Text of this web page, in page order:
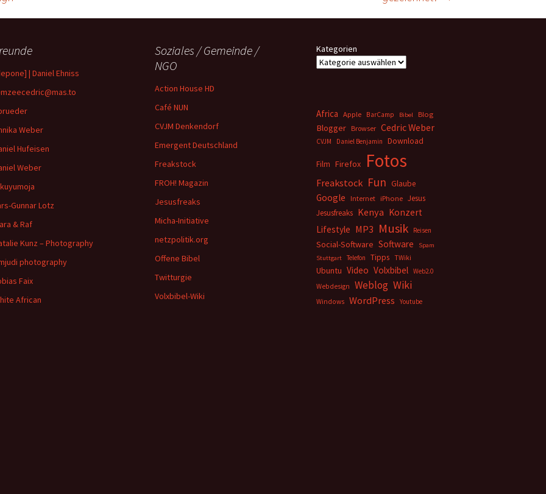
| Daniel Ehniss
Weber
Hufeisen
Weber
Gunnar Lotz
& Raf
Kunz – Photography
photography
Faix
African
Soziales / Gemeinde /
NGO
Action House HD
Café NUN
CVJM Denkendorf
Emergent Deutschland
Freakstock
FROH! Magazin
Jesusfreaks
Micha-Initiative
netzpolitik.org
Offene Bibel
Twitturgie
Volxbibel-Wiki
Kategorien
Africa Apple BarCamp Bibel Blog
Blogger Browser Cedric Weber
CVJM Daniel Benjamin Download
Film Firefox Fotos
Freakstock Fun Glaube
Google Internet iPhone Jesus
Jesusfreaks Kenya Konzert
Lifestyle MP3 Musik Reisen
Social-Software Software
Spam
Stuttgart
Telefon Tipps TWiki
Ubuntu Video Volxbibel Web2.0
Webdesign
Weblog Wiki
Windows WordPress Youtube